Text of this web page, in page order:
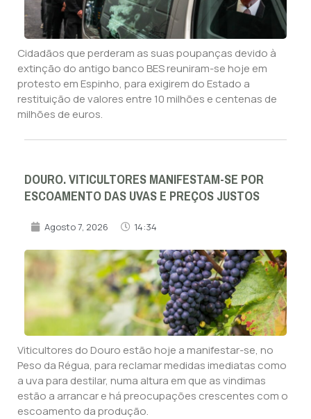
Cidadãos que perderam as suas poupanças devido à
extinção do antigo banco BES reuniram-se hoje em
protesto em Espinho, para exigirem do Estado a
restituição de valores entre 10 milhões e centenas de
milhões de euros.
DOURO. VITICULTORES MANIFESTAM-SE POR
ESCOAMENTO DAS UVAS E PREÇOS JUSTOS
Agosto 7, 2026 14:34
Viticultores do Douro estão hoje a manifestar-se, no
Peso da Régua, para reclamar medidas imediatas como
a uva para destilar, numa altura em que as vindimas
estão a arrancar e há preocupações crescentes com o
escoamento da produção.